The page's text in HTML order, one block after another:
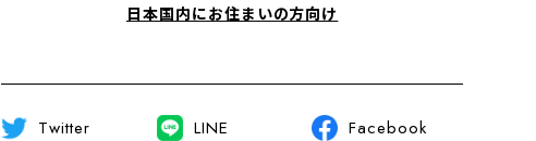
日本国内にお住まいの方向け
Twitter LINE Facebook